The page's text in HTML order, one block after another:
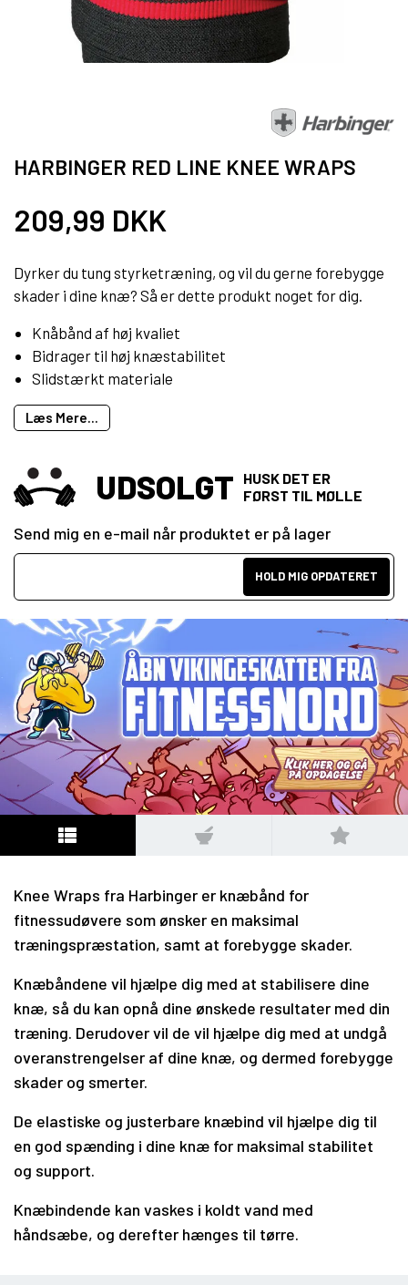
HARBINGER RED LINE KNEE WRAPS
209,99 DKK
Dyrker du tung styrketræning, og vil du gerne forebygge
skader i dine knæ? Så er dette produkt noget for dig.
Knåbånd af høj kvaliet
Bidrager til høj knæstabilitet
Slidstærkt materiale
Læs Mere...
UDSOLGT
HUSK DET ER
FØRST TIL MØLLE
Send mig en e-mail når produktet er på lager
HOLD MIG OPDATERET
Knee Wraps fra Harbinger er knæbånd for
fitnessudøvere som ønsker en maksimal
træningspræstation, samt at forebygge skader.
Knæbåndene vil hjælpe dig med at stabilisere dine
knæ, så du kan opnå dine ønskede resultater med din
træning. Derudover vil de vil hjælpe dig med at undgå
overanstrengelser af dine knæ, og dermed forebygge
skader og smerter.
De elastiske og justerbare knæbind vil hjælpe dig til
en god spænding i dine knæ for maksimal stabilitet
og support.
Knæbindende kan vaskes i koldt vand med
håndsæbe, og derefter hænges til tørre.